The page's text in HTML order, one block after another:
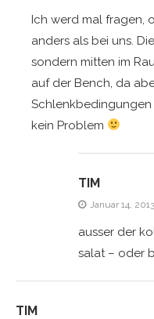
Ich werd mal fragen,
anders als bei uns.
sondern mitten im
auf der Bench, da
kein Problem
TIM
Januar 14,
ausser der
salat – oder
TIM